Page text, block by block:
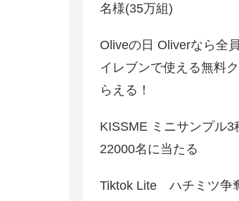
名様(35万組)
Oliveの日 Oliverなら全
イレブンで使える無料
らえる！
KISSME ミニサンプル3
22000名に当たる
Tiktok Lite ハチミツ争